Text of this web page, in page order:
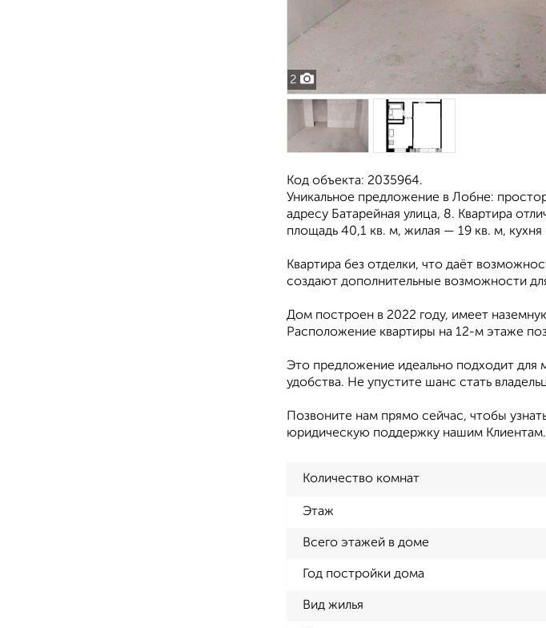
2
Код объекта: 2035964.
Уникальное предложение в Лобне:
адресу Батарейная улица, 8. Квартира
площадь 40,1 кв. м, жилая — 19 кв. м,
Квартира без отделки, что даёт
создают дополнительные возможности
Дом построен в 2022 году, имеет
Расположение квартиры на 12-м этаже
Это предложение идеально подходит
удобства. Не упустите шанс стать
Позвоните нам прямо сейчас, чтобы
юридическую поддержку нашим
Количество комнат
Этаж
Всего этажей в доме
Год постройки дома
Вид жилья